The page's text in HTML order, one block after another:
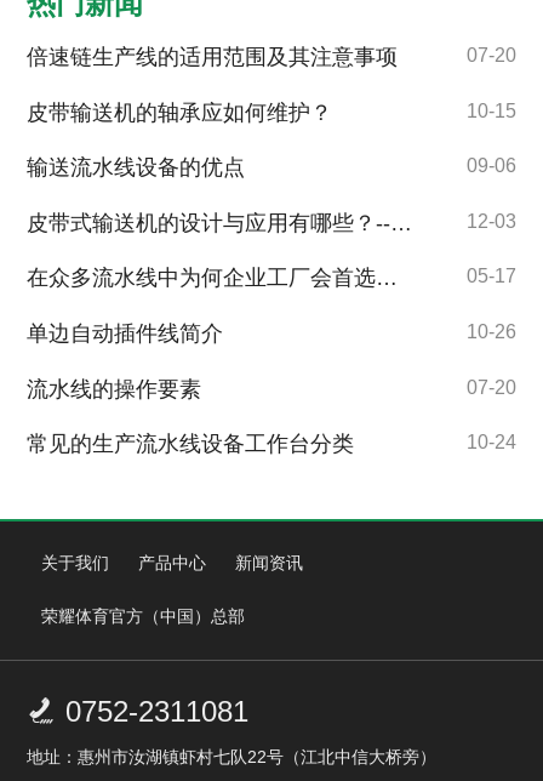
倍速链生产线的适用范围及其注意事项 07-20
皮带输送机的轴承应如何维护？ 10-15
输送流水线设备的优点 09-06
皮带式输送机的设计与应用有哪些？---皮带线 12-03
在众多流水线中为何企业工厂会首选自动化倍速链流水线 05-17
单边自动插件线简介 10-26
流水线的操作要素 07-20
常见的生产流水线设备工作台分类 10-24
关于我们 产品中心 新闻资讯
荣耀体育官方（中国）总部
 0752-2311081
地址：惠州市汝湖镇虾村七队22号（江北中信大桥旁）